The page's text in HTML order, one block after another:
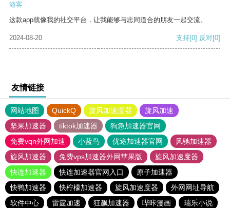
游客
这款app就像我的社交平台，让我能够与志同道合的朋友一起交流。
2024-08-20 支持[0] 反对[0]
友情链接
网站地图 QuickQ 旋风加速度器
旋风加速
坚果加速器
tiktok加速器
狗急加速器官网
免费vqn外网加速
小蓝鸟 优途加速器官网
风驰加速器
旋风加速器
免费vps加速器外网苹果版
旋风加速度器
快连加速器
快连加速器官网入口
原子加速器
快鸭加速器
快柠檬加速器 旋风加速度器
外网网址导航
软件中心
雷霆加速 狂飙加速器 哔咔漫画
瑞乐小说